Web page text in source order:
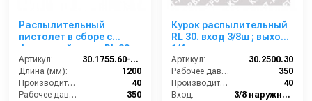
Распылительный
пистолет в сборе с
форсункой курок RL 30
М22х1,5ш 1200 мм.
(Изогнутый)
Артикул:
30.1755.60-1200 ZINK PA30
Длина (мм):
1200
Производительность (л/мин):
40
Рабочее давление (бар):
350
Курок распылительный
RL 30. вход 3/8ш ; выход
1/4г.
Артикул:
30.2500.30
Рабочее давление (бар):
350
Производительность (л/мин):
40
Вход:
3/8 наружняя резьба